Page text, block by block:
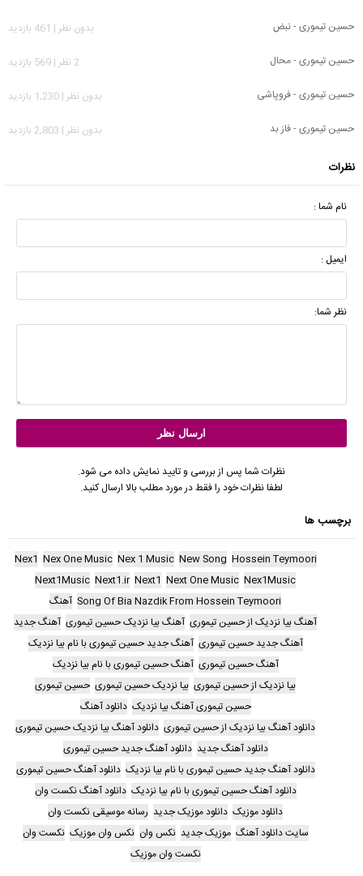
حسین تیموری - نبض
بدون نظر | 461 بازدید
حسین تیموری - محال
2 نظر | 569 بازدید
حسین تیموری - فروپاشی
بدون نظر | 1,230 بازدید
حسین تیموری - فاز بد
بدون نظر | 2,803 بازدید
نظرات
نام شما :
ایمیل :
نظر شما:
نظرات شما پس از بررسی و تایید نمایش داده می شود.
لطفا نظرات خود را فقط در مورد مطلب بالا ارسال کنید.
برچسب ها
Hossein Teymoori
New Song
Nex 1 Music
Nex One Music
Nex1
Nex1Music
Next One Music
Next1
Next1.ir
Next1Music
Song Of Bia Nazdik From Hossein Teymoori آهنگ
آهنگ بیا نزدیک از حسین تیموری آهنگ بیا نزدیک حسین تیموری آهنگ جدید
آهنگ جدید حسین تیموری آهنگ جدید حسین تیموری با نام بیا نزدیک
آهنگ حسین تیموری آهنگ حسین تیموری با نام بیا نزدیک
بیا نزدیک از حسین تیموری بیا نزدیک حسین تیموری حسین تیموری
حسین تیموری آهنگ بیا نزدیک دانلود آهنگ
دانلود آهنگ بیا نزدیک از حسین تیموری دانلود آهنگ بیا نزدیک حسین تیموری
دانلود آهنگ جدید دانلود آهنگ جدید حسین تیموری
دانلود آهنگ جدید حسین تیموری با نام بیا نزدیک دانلود آهنگ حسین تیموری
دانلود آهنگ حسین تیموری با نام بیا نزدیک دانلود آهنگ نکست وان
دانلود موزیک دانلود موزیک جدید رسانه موسیقی نکست وان
سایت دانلود آهنگ موزیک جدید نکس وان نکس وان موزیک نکست وان
نکست وان موزیک